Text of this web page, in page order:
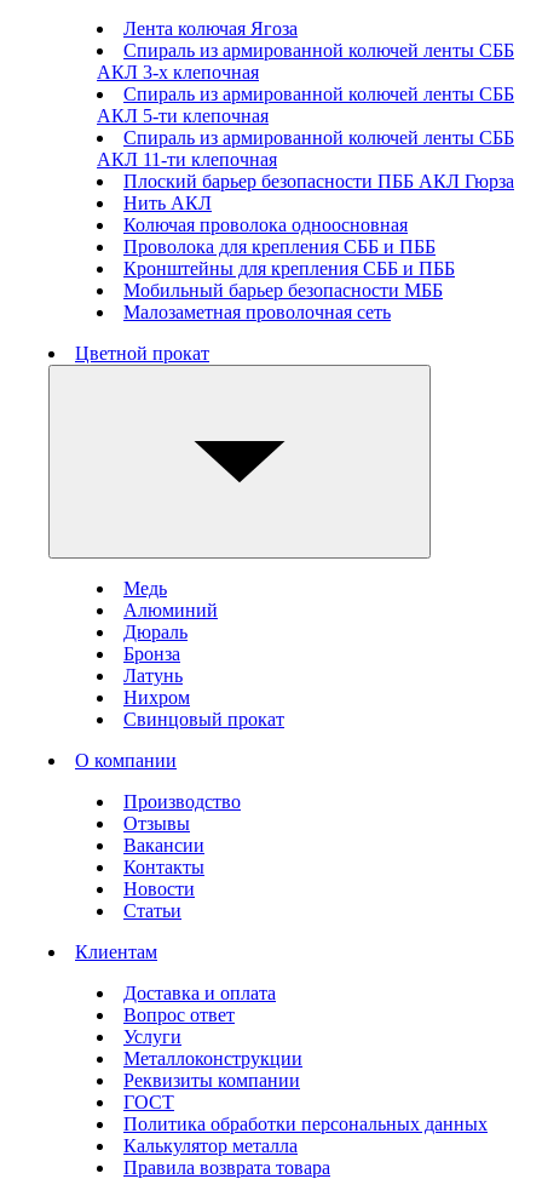
Лента колючая Ягоза
Спираль из армированной колючей ленты СББ
АКЛ 3-х клепочная
Спираль из армированной колючей ленты СББ
АКЛ 5-ти клепочная
Спираль из армированной колючей ленты СББ
АКЛ 11-ти клепочная
Плоский барьер безопасности ПББ АКЛ Гюрза
Нить АКЛ
Колючая проволока одноосновная
Проволока для крепления СББ и ПББ
Кронштейны для крепления СББ и ПББ
Мобильный барьер безопасности МББ
Малозаметная проволочная сеть
Цветной прокат
Медь
Алюминий
Дюраль
Бронза
Латунь
Нихром
Свинцовый прокат
О компании
Производство
Отзывы
Вакансии
Контакты
Новости
Статьи
Клиентам
Доставка и оплата
Вопрос ответ
Услуги
Металлоконструкции
Реквизиты компании
ГОСТ
Политика обработки персональных данных
Калькулятор металла
Правила возврата товара